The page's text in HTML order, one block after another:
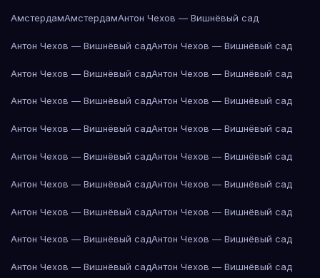
АмстердамАмстердамАнтон Чехов — Вишнёвый сад
Антон Чехов — Вишнёвый садАнтон Чехов — Вишнёвый сад
Антон Чехов — Вишнёвый садАнтон Чехов — Вишнёвый сад
Антон Чехов — Вишнёвый садАнтон Чехов — Вишнёвый сад
Антон Чехов — Вишнёвый садАнтон Чехов — Вишнёвый сад
Антон Чехов — Вишнёвый садАнтон Чехов — Вишнёвый сад
Антон Чехов — Вишнёвый садАнтон Чехов — Вишнёвый сад
Антон Чехов — Вишнёвый садАнтон Чехов — Вишнёвый сад
Антон Чехов — Вишнёвый садАнтон Чехов — Вишнёвый сад
Антон Чехов — Вишнёвый садАнтон Чехов — Вишнёвый сад